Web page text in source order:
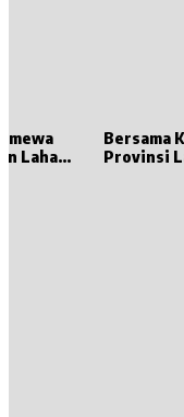
Lahat
Bersama
Provinsi